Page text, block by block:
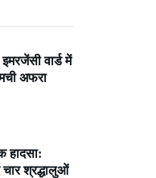
वार्ड में
अफरा
हादसा:
चार श्रद्धालुओं